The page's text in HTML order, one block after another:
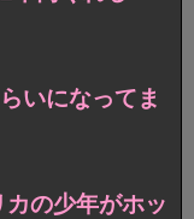
いになってま
の少年がホッ